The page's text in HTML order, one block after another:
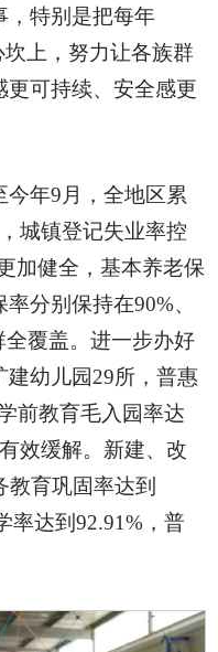
，特别是把每年
坎上，努力让各族群
更可持续、安全感更
年9月，全地区累
城镇登记失业率控
加健全，基本养老保
分别保持在90%、
覆盖。进一步办好
建幼儿园29所，普惠
前教育毛入园率达
效缓解。新建、改
育巩固率达到
率达到92.91%，普